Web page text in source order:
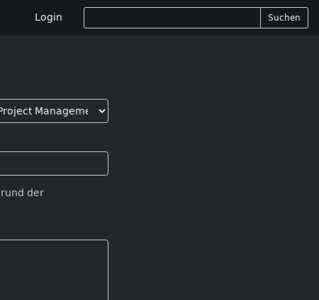
Login Suchen
der